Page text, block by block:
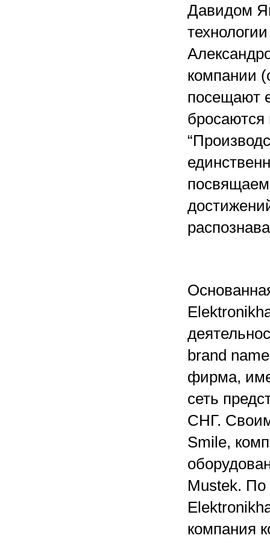
Давидом
компании
посещают
бросаются
brand
фирма,
сеть
СНГ.
Smile,
Mustek. По
компания